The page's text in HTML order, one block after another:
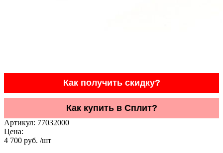
Как получить скидку?
Как купить в Сплит?
Артикул: 77032000
Цена:
4 700 руб. /шт